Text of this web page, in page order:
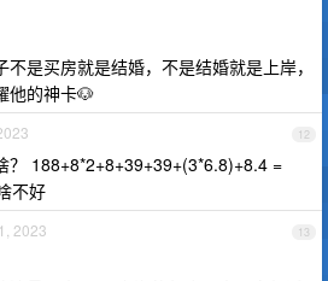
是买房就是结婚，不是结婚就是上岸，
他的神卡🐶
12
？ 188+8*2+8+39+39+(3*6.8)+8.4 =
不好
13
2023